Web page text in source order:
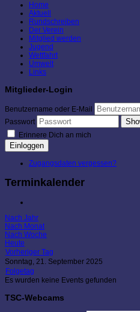
Home
Aktuell
Rundschreiben
Der Verein
Mitglied werden
Jugend
Wettfahrt
Umwelt
Links
Mitglieder-Login
Benutzername oder E-Mail
Passwort
Erinnere Dich an mich
Einloggen
Zugangsdaten vergessen?
Terminkalender
Nach Jahr
Nach Monat
Nach Woche
Heute
Vorheriger Tag
Sonntag, 21. September 2025
Folgetag
Es wurden keine Events gefunden
TSC-Webcams